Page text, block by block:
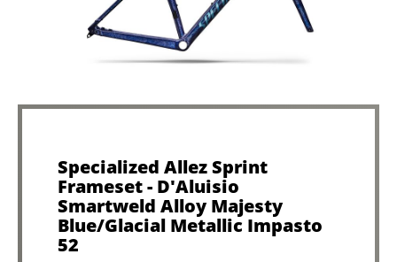
Specialized Allez Sprint
Frameset - D'Aluisio
Smartweld Alloy Majesty
Blue/Glacial Metallic Impasto
52